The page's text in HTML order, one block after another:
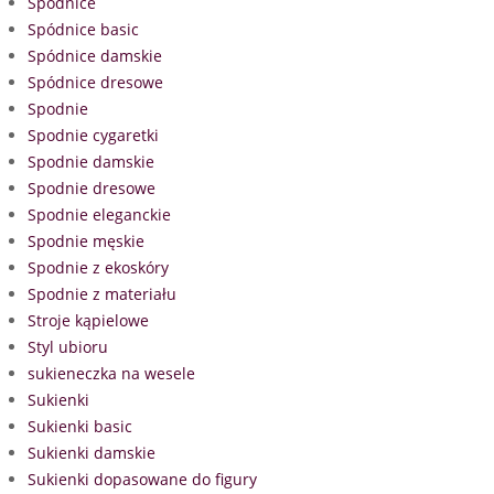
Spódnice basic
Spódnice damskie
Spódnice dresowe
Spodnie
Spodnie cygaretki
Spodnie damskie
Spodnie dresowe
Spodnie eleganckie
Spodnie męskie
Spodnie z ekoskóry
Spodnie z materiału
Stroje kąpielowe
Styl ubioru
sukieneczka na wesele
Sukienki
Sukienki basic
Sukienki damskie
Sukienki dopasowane do figury